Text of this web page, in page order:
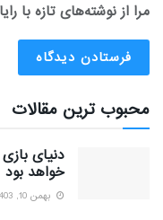
مرا از نوشته‌های تازه با
محبوب ترین مقالات
خواهد بود
بهمن 10, 1403